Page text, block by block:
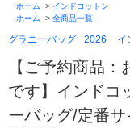
ホーム
> インドコットン
ホーム
> 全商品一覧
グラニーバッグ 2026 イ
【ご予約商品
です】インドコ
ーバッグ/定番サ